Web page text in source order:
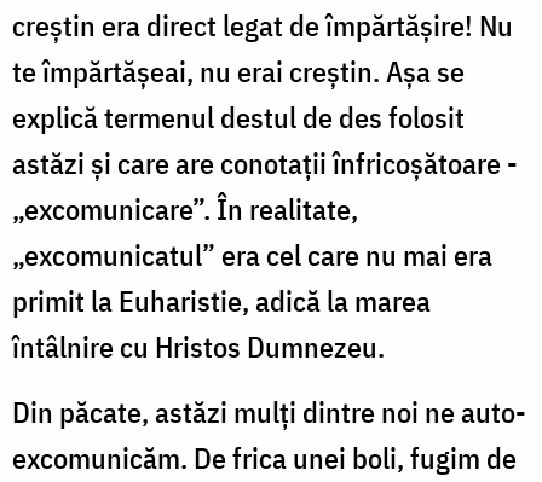
creștin era direct legat de împărtășire! Nu
te împărtășeai, nu erai creștin. Așa se
explică termenul destul de des folosit
astăzi și care are conotații înfricoșătoare -
„excomunicare”. În realitate,
„excomunicatul” era cel care nu mai era
primit la Euharistie, adică la marea
întâlnire cu Hristos Dumnezeu.
Din păcate, astăzi mulți dintre noi ne auto-
excomunicăm. De frica unei boli, fugim de